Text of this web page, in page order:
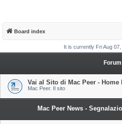
Board index
It is currently Fri Aug
Forum
Vai al Sito di Mac Peer - Home
Mac Peer. Il sito
Mac Peer News -